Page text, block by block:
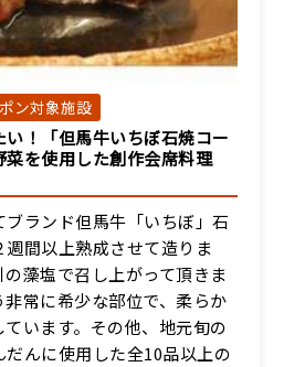
ン対象施設
！「但馬牛いちぼ石焼コー
を使用した創作会席料理
ランド但馬牛「いちぼ」石
間以上熟成させて造りま
藻塩で召し上がって頂きま
常に希少な部位で、柔らか
います。その他、地元旬の
んに使用した全10品以上の